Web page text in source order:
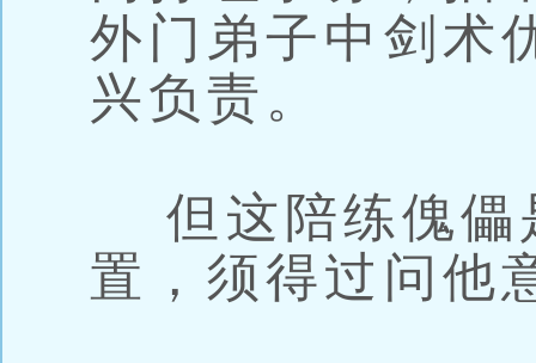
外门弟子中剑术
兴负责。
但这陪练傀儡
置，须得过问他